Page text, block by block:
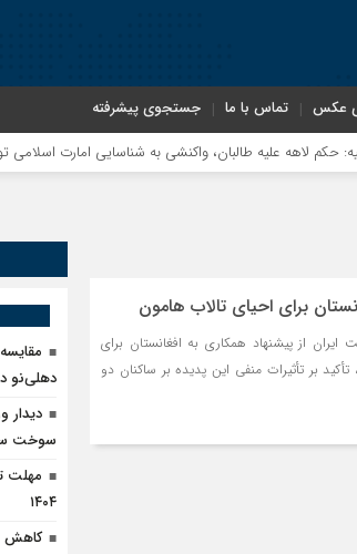
عکس تماس با ما جستجوی پیشرفته
علیه طالبان، واکنشی به شناسایی امارت اسلامی توسط
برای احیای تالاب هامون
از پیشنهاد همکاری به افغانستان برای
بر تأثیرات منفی این پدیده بر ساکنان دو
دهلی‌نو
دیدار
سوخت
۱۴۰۴
کاهش ۹۰ درصدی قاچاق از مرز نیمروز به ایران